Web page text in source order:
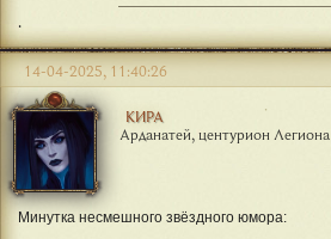
.
КИРА
Арданатей, центурион Легиона
14-04-2025, 11:40:26
Минутка несмешного звёздного юмора: